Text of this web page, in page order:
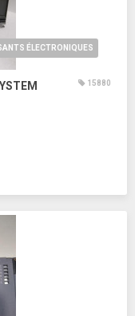
ÉLECTRONIQUES
15880